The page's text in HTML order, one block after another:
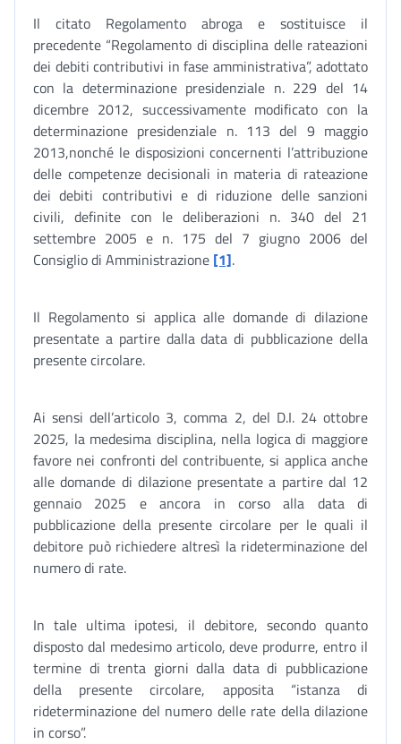
Il citato Regolamento abroga e sostituisce il
precedente “Regolamento di disciplina delle rateazioni
dei debiti contributivi in fase amministrativa”, adottato
con la determinazione presidenziale n. 229 del 14
dicembre 2012, successivamente modificato con la
determinazione presidenziale n. 113 del 9 maggio
2013,nonché le disposizioni concernenti l’attribuzione
delle competenze decisionali in materia di rateazione
dei debiti contributivi e di riduzione delle sanzioni
civili, definite con le deliberazioni n. 340 del 21
settembre 2005 e n. 175 del 7 giugno 2006 del
Consiglio di Amministrazione [1].
Il Regolamento si applica alle domande di dilazione
presentate a partire dalla data di pubblicazione della
presente circolare.
Ai sensi dell’articolo 3, comma 2, del D.I. 24 ottobre
2025, la medesima disciplina, nella logica di maggiore
favore nei confronti del contribuente, si applica anche
alle domande di dilazione presentate a partire dal 12
gennaio 2025 e ancora in corso alla data di
pubblicazione della presente circolare per le quali il
debitore può richiedere altresì la rideterminazione del
numero di rate.
In tale ultima ipotesi, il debitore, secondo quanto
disposto dal medesimo articolo, deve produrre, entro il
termine di trenta giorni dalla data di pubblicazione
della presente circolare, apposita “istanza di
rideterminazione del numero delle rate della dilazione
in corso”.